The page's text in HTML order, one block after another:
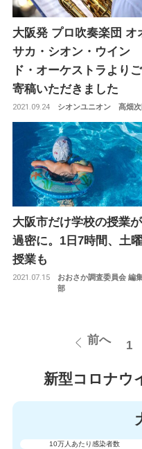
大阪発 プロ吹奏楽団 オ
サカ・シオン・ウイン
ド・オーケストラよりご
寄稿いただきました
シオンユニオン 髙畑
2021.09.24
大阪市だけ学校の授業が
過密に。1日7時間、土曜
授業も
おおさか調査委員会 編
部
2021.07.15
前へ 1
新型コロナウ
10万人あたり感染者数